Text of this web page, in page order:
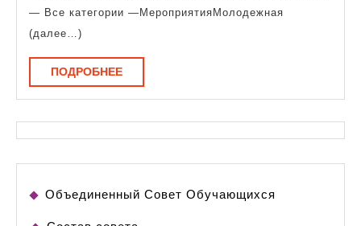
— Все категории —МероприятияМолодежная
(далее…)
ПОДРОБНЕЕПОДРОБНЕЕ
Объединенный Совет Обучающихся